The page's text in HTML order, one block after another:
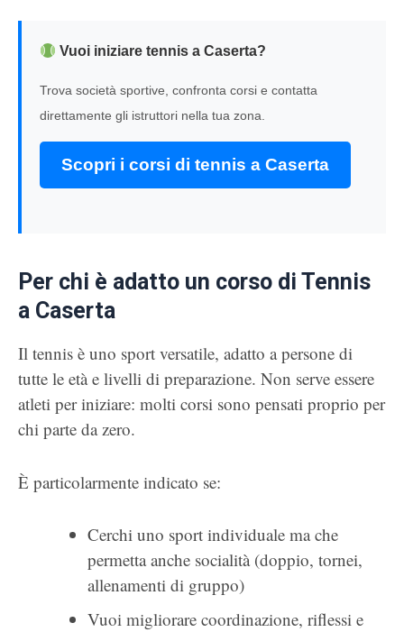
Vuoi iniziare tennis a Caserta?
Trova società sportive, confronta corsi e contatta
direttamente gli istruttori nella tua zona.
Scopri i corsi di tennis a Caserta
Per chi è adatto un corso di Tennis
a Caserta
Il tennis è uno sport versatile, adatto a persone di
tutte le età e livelli di preparazione. Non serve essere
atleti per iniziare: molti corsi sono pensati proprio per
chi parte da zero.
È particolarmente indicato se:
Cerchi uno sport individuale ma che
permetta anche socialità (doppio, tornei,
allenamenti di gruppo)
Vuoi migliorare coordinazione, riflessi e